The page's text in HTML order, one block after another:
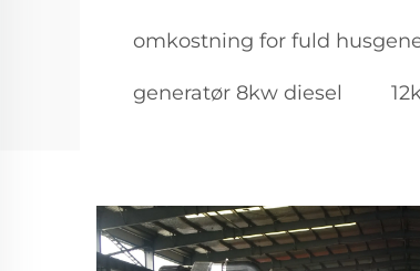
omkostning for fuld
generatør 8kw diesel